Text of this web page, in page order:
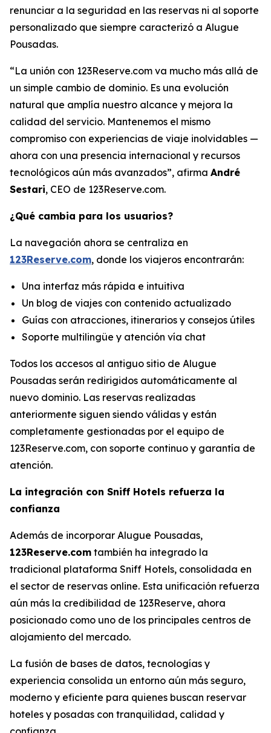
renunciar a la seguridad en las reservas ni al soporte
personalizado que siempre caracterizó a Alugue
Pousadas.
“La unión con 123Reserve.com va mucho más allá de
un simple cambio de dominio. Es una evolución
natural que amplía nuestro alcance y mejora la
calidad del servicio. Mantenemos el mismo
compromiso con experiencias de viaje inolvidables —
ahora con una presencia internacional y recursos
tecnológicos aún más avanzados”, afirma André
Sestari, CEO de 123Reserve.com.
¿Qué cambia para los usuarios?
La navegación ahora se centraliza en
123Reserve.com, donde los viajeros encontrarán:
Una interfaz más rápida e intuitiva
Un blog de viajes con contenido actualizado
Guías con atracciones, itinerarios y consejos útiles
Soporte multilingüe y atención vía chat
Todos los accesos al antiguo sitio de Alugue
Pousadas serán redirigidos automáticamente al
nuevo dominio. Las reservas realizadas
anteriormente siguen siendo válidas y están
completamente gestionadas por el equipo de
123Reserve.com, con soporte continuo y garantía de
atención.
La integración con Sniff Hotels refuerza la
confianza
Además de incorporar Alugue Pousadas,
123Reserve.com también ha integrado la
tradicional plataforma Sniff Hotels, consolidada en
el sector de reservas online. Esta unificación refuerza
aún más la credibilidad de 123Reserve, ahora
posicionado como uno de los principales centros de
alojamiento del mercado.
La fusión de bases de datos, tecnologías y
experiencia consolida un entorno aún más seguro,
moderno y eficiente para quienes buscan reservar
hoteles y posadas con tranquilidad, calidad y